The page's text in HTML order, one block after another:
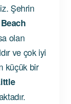
Şehrin
olan
ve çok iyi
küçük bir